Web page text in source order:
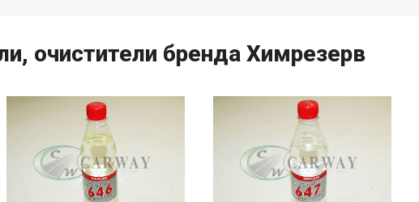
очистители бренда Химрезерв